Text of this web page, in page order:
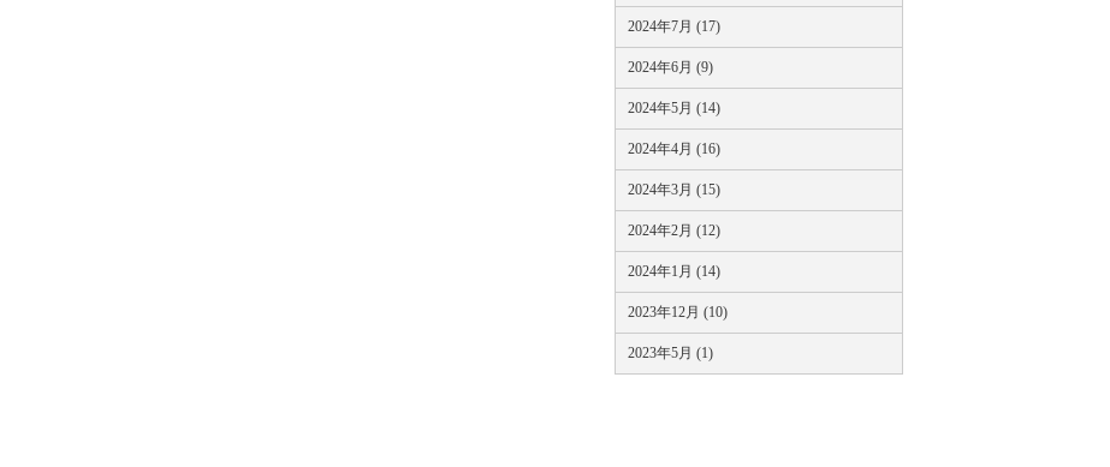
2024年7月 (17)
2024年6月 (9)
2024年5月 (14)
2024年4月 (16)
2024年3月 (15)
2024年2月 (12)
2024年1月 (14)
2023年12月 (10)
2023年5月 (1)